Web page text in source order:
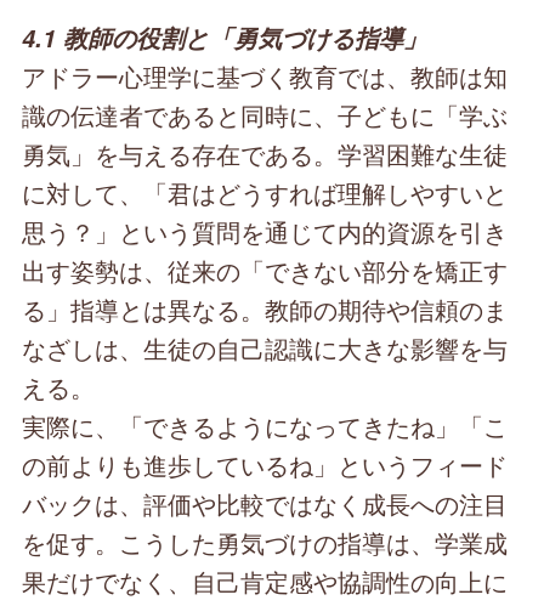
4.1 教師の役割と「勇気づける指導」
アドラー心理学に基づく教育では、教師は知
識の伝達者であると同時に、子どもに「学ぶ
勇気」を与える存在である。学習困難な生徒
に対して、「君はどうすれば理解しやすいと
思う？」という質問を通じて内的資源を引き
出す姿勢は、従来の「できない部分を矯正す
る」指導とは異なる。教師の期待や信頼のま
なざしは、生徒の自己認識に大きな影響を与
える。
実際に、「できるようになってきたね」「こ
の前よりも進歩しているね」というフィード
バックは、評価や比較ではなく成長への注目
を促す。こうした勇気づけの指導は、学業成
果だけでなく、自己肯定感や協調性の向上に